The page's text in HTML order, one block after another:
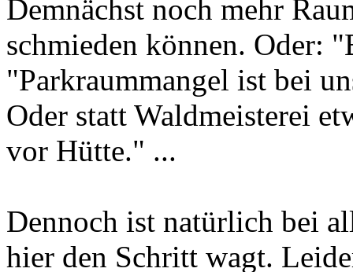
Demnächst noch mehr
schmieden können. Oder:
"Parkraummangel ist bei
Oder statt Waldmeisterei
vor Hütte." ...
Dennoch ist natürlich bei
hier den Schritt wagt.